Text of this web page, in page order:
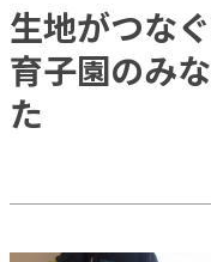
生地がつな
育子園のみ
た